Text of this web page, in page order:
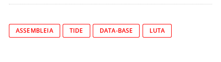
ASSEMBLEIA TIDE DATA-BASE LUTA